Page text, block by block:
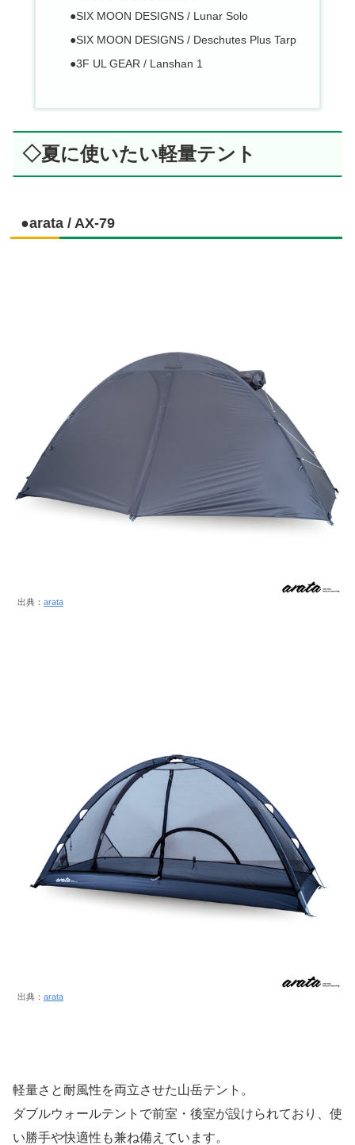
●SIX MOON DESIGNS / Lunar Solo
●SIX MOON DESIGNS / Deschutes Plus Tarp
●3F UL GEAR / Lanshan 1
◇夏に使いたい軽量テント
●arata / AX-79
出典： arata
出典： arata
軽量さと耐風性を両立させた山岳テント。
ダブルウォールテントで前室・後室が設けられており、使
い勝手や快適性も兼ね備えています。